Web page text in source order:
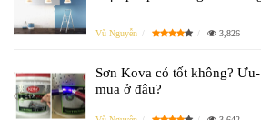
Vũ Nguyễn 3,826
Sơn Kova có tốt không?
mua ở đâu?